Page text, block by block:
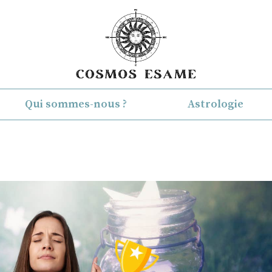
Qui sommes-nous ? Astrologie